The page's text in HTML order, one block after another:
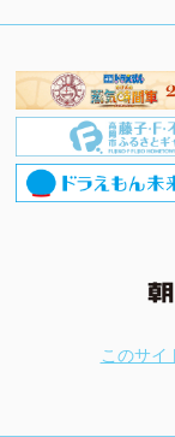
このサイ